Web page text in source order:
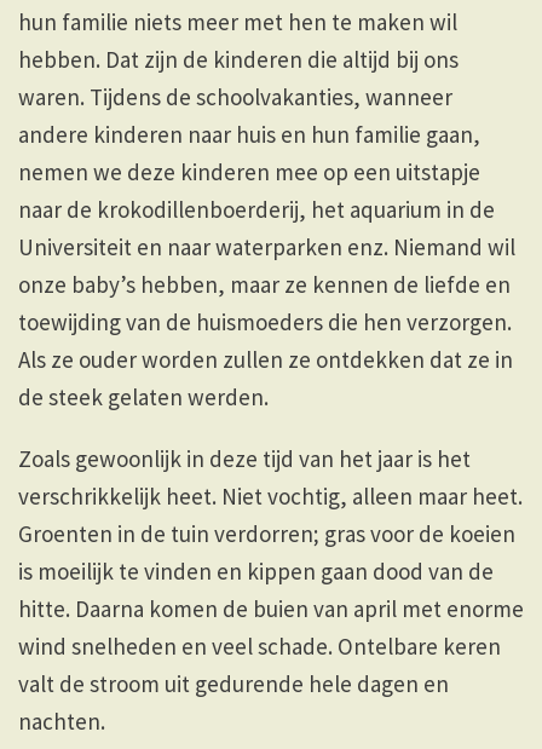
hun familie niets meer met hen te maken wil
hebben. Dat zijn de kinderen die altijd bij ons
waren. Tijdens de schoolvakanties, wanneer
andere kinderen naar huis en hun familie gaan,
nemen we deze kinderen mee op een uitstapje
naar de krokodillenboerderij, het aquarium in de
Universiteit en naar waterparken enz. Niemand wil
onze baby’s hebben, maar ze kennen de liefde en
toewijding van de huismoeders die hen verzorgen.
Als ze ouder worden zullen ze ontdekken dat ze in
de steek gelaten werden.
Zoals gewoonlijk in deze tijd van het jaar is het
verschrikkelijk heet. Niet vochtig, alleen maar heet.
Groenten in de tuin verdorren; gras voor de koeien
is moeilijk te vinden en kippen gaan dood van de
hitte. Daarna komen de buien van april met enorme
wind snelheden en veel schade. Ontelbare keren
valt de stroom uit gedurende hele dagen en
nachten.